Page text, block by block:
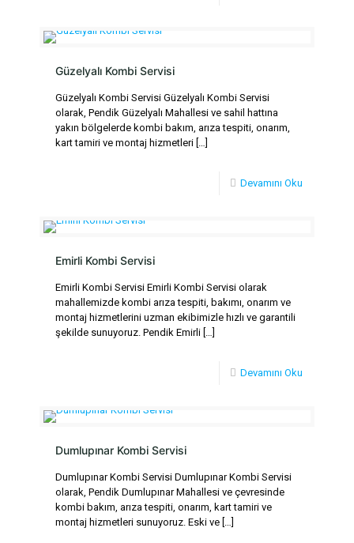
Güzelyalı Kombi Servisi
Güzelyalı Kombi Servisi Güzelyalı Kombi Servisi
olarak, Pendik Güzelyalı Mahallesi ve sahil hattına
yakın bölgelerde kombi bakım, arıza tespiti, onarım,
kart tamiri ve montaj hizmetleri […]
Devamını Oku
Emirli Kombi Servisi
Emirli Kombi Servisi Emirli Kombi Servisi olarak
mahallemizde kombi arıza tespiti, bakımı, onarım ve
montaj hizmetlerini uzman ekibimizle hızlı ve garantili
şekilde sunuyoruz. Pendik Emirli […]
Devamını Oku
Dumlupınar Kombi Servisi
Dumlupınar Kombi Servisi Dumlupınar Kombi Servisi
olarak, Pendik Dumlupınar Mahallesi ve çevresinde
kombi bakım, arıza tespiti, onarım, kart tamiri ve
montaj hizmetleri sunuyoruz. Eski ve […]